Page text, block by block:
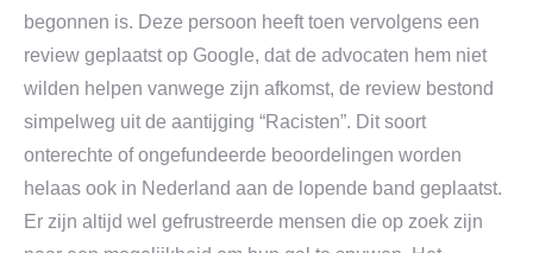
begonnen is. Deze persoon heeft toen vervolgens een
review geplaatst op Google, dat de advocaten hem niet
wilden helpen vanwege zijn afkomst, de review bestond
simpelweg uit de aantijging “Racisten”. Dit soort
onterechte of ongefundeerde beoordelingen worden
helaas ook in Nederland aan de lopende band geplaatst.
Er zijn altijd wel gefrustreerde mensen die op zoek zijn